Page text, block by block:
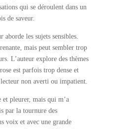
qui se déroulent dans un
de saveur.
aborde les sujets sensibles.
mais peut sembler trop
L’auteur explore des thèmes
est parfois trop dense et
non averti ou impatient.
pleurer, mais qui m’a
par la tournure des
voix et avec une grande